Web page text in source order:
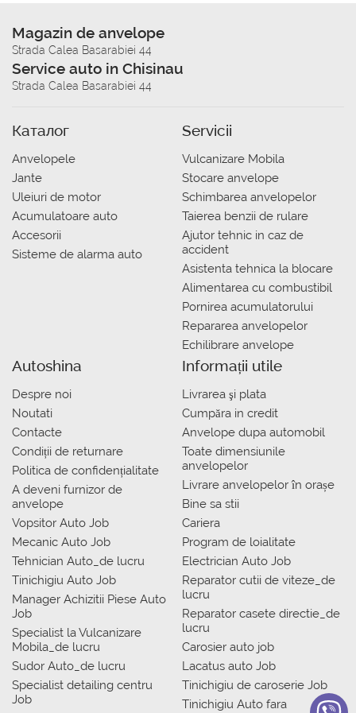
Magazin de anvelope
Strada Calea Basarabiei 44
Service auto in Chisinau
Strada Calea Basarabiei 44
Каталог
Anvelopele
Jante
Uleiuri de motor
Acumulatoare auto
Accesorii
Sisteme de alarma auto
Servicii
Vulcanizare Mobila
Stocare anvelope
Schimbarea anvelopelor
Taierea benzii de rulare
Ajutor tehnic in caz de
accident
Asistenta tehnica la blocare
Alimentarea cu combustibil
Pornirea acumulatorului
Repararea anvelopelor
Echilibrare anvelope
Autoshina
Despre noi
Noutati
Contacte
Condiții de returnare
Politica de confidențialitate
A deveni furnizor de
anvelope
Vopsitor Auto Job
Mecanic Auto Job
Tehnician Auto_de lucru
Tinichigiu Auto Job
Manager Achizitii Piese Auto
Job
Specialist la Vulcanizare
Mobila_de lucru
Sudor Auto_de lucru
Specialist detailing centru
Job
Informații utile
Livrarea şi plata
Сumpăra in credit
Anvelope dupa automobil
Toate dimensiunile
anvelopelor
Livrare anvelopelor în orașe
Bine sa stii
Cariera
Program de loialitate
Electrician Auto Job
Reparator cutii de viteze_de
lucru
Reparator casete directie_de
lucru
Carosier auto job
Lacatus auto Job
Tinichigiu de caroserie Job
Tinichigiu Auto fara